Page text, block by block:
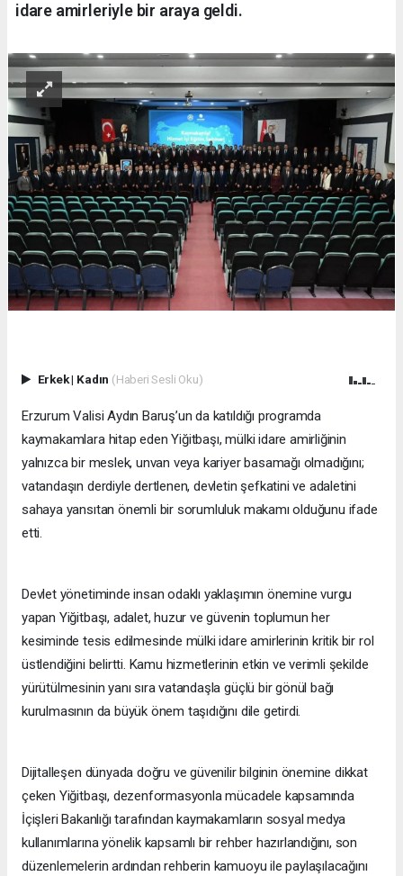
idare amirleriyle bir araya geldi.
Erkek| Kadın (Haberi Sesli Oku)
Erzurum Valisi Aydın Baruş’un da katıldığı programda
kaymakamlara hitap eden Yiğitbaşı, mülki idare amirliğinin
yalnızca bir meslek, unvan veya kariyer basamağı olmadığını;
vatandaşın derdiyle dertlenen, devletin şefkatini ve adaletini
sahaya yansıtan önemli bir sorumluluk makamı olduğunu ifade
etti.
Devlet yönetiminde insan odaklı yaklaşımın önemine vurgu
yapan Yiğitbaşı, adalet, huzur ve güvenin toplumun her
kesiminde tesis edilmesinde mülki idare amirlerinin kritik bir rol
üstlendiğini belirtti. Kamu hizmetlerinin etkin ve verimli şekilde
yürütülmesinin yanı sıra vatandaşla güçlü bir gönül bağı
kurulmasının da büyük önem taşıdığını dile getirdi.
Dijitalleşen dünyada doğru ve güvenilir bilginin önemine dikkat
çeken Yiğitbaşı, dezenformasyonla mücadele kapsamında
İçişleri Bakanlığı tarafından kaymakamların sosyal medya
kullanımlarına yönelik kapsamlı bir rehber hazırlandığını, son
düzenlemelerin ardından rehberin kamuoyu ile paylaşılacağını